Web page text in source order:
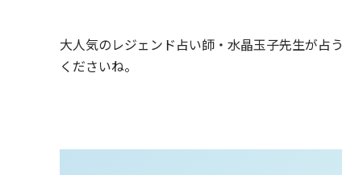
大人気のレジェンド占い師・水晶玉子先生が占う
くださいね。